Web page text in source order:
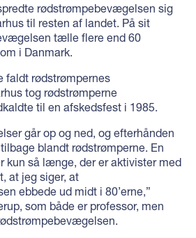
rødstrømpebevægelsen sig
til resten af landet. På sit
tælle flere end 60
i Danmark.
faldt rødstrømpernes
tog rødstrømperne
til en afskedsfest i 1985.
går op og ned, og efterhånden
blandt rødstrømperne. En
kun så længe, der er aktivister med
at jeg siger, at
ebbede ud midt i 80’erne,”
som både er professor, men